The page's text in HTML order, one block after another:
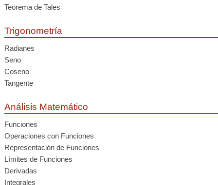
Teorema de Tales
Trigonometría
Radianes
Seno
Coseno
Tangente
Análisis Matemático
Funciones
Operaciones con Funciones
Representación de Funciones
Límites de Funciones
Derivadas
Integrales